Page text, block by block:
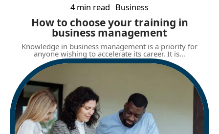
4 min read Business
How to choose your training in
business management
Knowledge in business management is a priority for
anyone wishing to accelerate its career. It is…